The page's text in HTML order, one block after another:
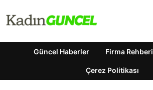
Güncel Haberler Firma Rehberi
Çerez Politikası